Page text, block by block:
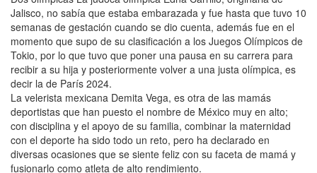
Jalisco, no sabía que estaba embarazada y fue hasta que tuvo 10
semanas de gestación cuando se dio cuenta, además fue en el
momento que supo de su clasificación a los Juegos Olímpicos de
Tokio, por lo que tuvo que poner una pausa en su carrera para
recibir a su hija y posteriormente volver a una justa olímpica, es
decir la de París 2024.
La velerista mexicana Demita Vega, es otra de las mamás
deportistas que han puesto el nombre de México muy en alto;
con disciplina y el apoyo de su familia, combinar la maternidad
con el deporte ha sido todo un reto, pero ha declarado en
diversas ocasiones que se siente feliz con su faceta de mamá y
fusionarlo como atleta de alto rendimiento.